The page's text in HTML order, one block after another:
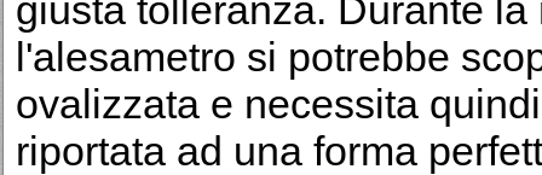
giusta tolleranza. Durante
l'alesametro si potrebbe
ovalizzata e necessita
riportata ad una forma